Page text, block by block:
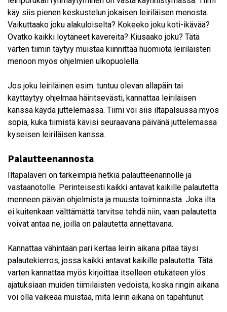
käy siis pienen keskustelun jokaisen leiriläisen menosta.
Vaikuttaako joku alakuloiselta? Kokeeko joku koti-ikävää?
Ovatko kaikki löytäneet kavereita? Kiusaako joku? Tätä
varten tiimin täytyy muistaa kiinnittää huomiota leiriläisten
menoon myös ohjelmien ulkopuolella.
Jos joku leiriläinen esim. tuntuu olevan allapäin tai
käyttäytyy ohjelmaa häiritsevästi, kannattaa leiriläisen
kanssa käydä juttelemassa. Tiimi voi siis iltapalsussa myös
sopia, kuka tiimistä kävisi seuraavana päivänä juttelemassa
kyseisen leiriläisen kanssa.
Palautteenannosta
Iltapalaveri on tärkeimpiä hetkiä palautteenannolle ja
vastaanotolle. Perinteisesti kaikki antavat kaikille palautetta
menneen päivän ohjelmista ja muusta toiminnasta. Joka ilta
ei kuitenkaan välttämättä tarvitse tehdä niin, vaan palautetta
voivat antaa ne, joilla on palautetta annettavana.
Kannattaa vähintään pari kertaa leirin aikana pitää täysi
palautekierros, jossa kaikki antavat kaikille palautetta. Tätä
varten kannattaa myös kirjoittaa itselleen etukäteen ylös
ajatuksiaan muiden tiimiläisten vedoista, koska ringin aikana
voi olla vaikeaa muistaa, mitä leirin aikana on tapahtunut.